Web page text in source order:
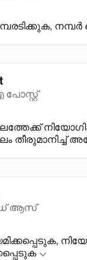
തീരുമാനിച്ച്
ആസ്